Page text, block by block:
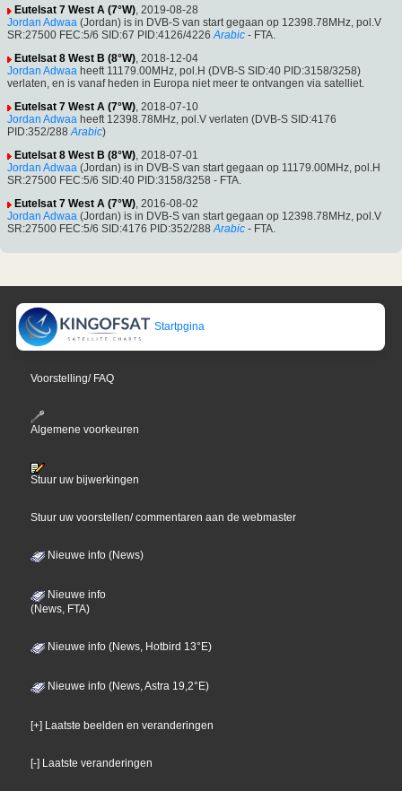
Eutelsat 7 West A (7°W), 2019-08-28
Jordan Adwaa (Jordan) is in DVB-S van start gegaan op 12398.78MHz, pol.V
SR:27500 FEC:5/6 SID:67 PID:4126/4226 Arabic - FTA.
Eutelsat 8 West B (8°W), 2018-12-04
Jordan Adwaa heeft 11179.00MHz, pol.H (DVB-S SID:40 PID:3158/3258)
verlaten, en is vanaf heden in Europa niet meer te ontvangen via satelliet.
Eutelsat 7 West A (7°W), 2018-07-10
Jordan Adwaa heeft 12398.78MHz, pol.V verlaten (DVB-S SID:4176
PID:352/288 Arabic)
Eutelsat 8 West B (8°W), 2018-07-01
Jordan Adwaa (Jordan) is in DVB-S van start gegaan op 11179.00MHz, pol.H
SR:27500 FEC:5/6 SID:40 PID:3158/3258 - FTA.
Eutelsat 7 West A (7°W), 2016-08-02
Jordan Adwaa (Jordan) is in DVB-S van start gegaan op 12398.78MHz, pol.V
SR:27500 FEC:5/6 SID:4176 PID:352/288 Arabic - FTA.
Startpgina
Voorstelling/ FAQ
Algemene voorkeuren
Stuur uw bijwerkingen
Stuur uw voorstellen/ commentaren aan de webmaster
Nieuwe info (News)
Nieuwe info
(News, FTA)
Nieuwe info (News, Hotbird 13°E)
Nieuwe info (News, Astra 19,2°E)
[+] Laatste beelden en veranderingen
[-] Laatste veranderingen